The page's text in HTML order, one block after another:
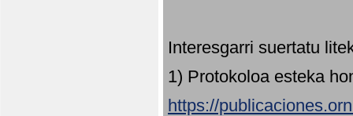
Interesgarri suertatu
1) Protokoloa esteka
https://